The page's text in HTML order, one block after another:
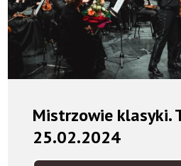
Mistrzowie klasyki.
25.02.2024